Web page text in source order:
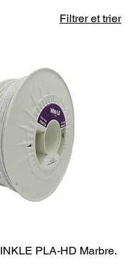
Filtrer et trier
PLA-HD Marbre.